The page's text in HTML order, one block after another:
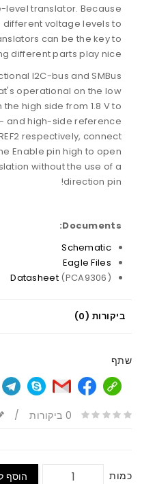
translator. Because
voltage levels to
can be the key to
different parts play nice.
I2C-bus and SMBus
operational on the low
the high side from 1.8 V to
and high-side reference
respectively, connect
Enable pin high to open
without the use of a
direction pin!
Documents:
Schematic
Eagle Files
Datasheet (PCA9306)
ביקורות (0)
שתף
0 ביקורות /
כמות הוסף